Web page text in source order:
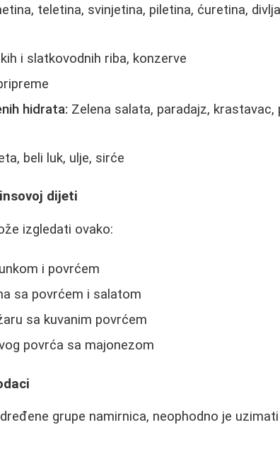
teletina, svinjetina, piletina, ćuretina,
i slatkovodnih riba, konzerve
hidrata: Zelena salata, paradajz, krastavac,
beli luk, ulje, sirće
dijeti
izgledati ovako:
i povrćem
sa povrćem i salatom
sa kuvanim povrćem
povrća sa majonezom
grupe namirnica, neophodno je